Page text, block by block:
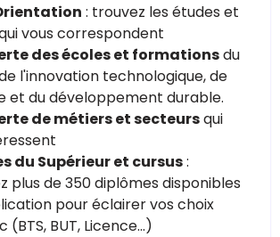
: trouvez les études et
vous correspondent
des écoles et formationsdu
l'innovation technologique, de
et du développement durable.
de métiers et secteursqui
du Supérieur et cursus:
plus de 350 diplômes disponibles
pour éclairer vos choix
BUT, Licence...)